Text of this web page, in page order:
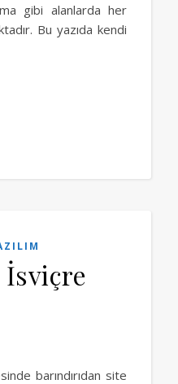
gibi alanlarda her
Bu yazıda kendi
İsviçre
barındırıdan site